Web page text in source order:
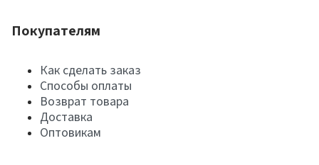
Покупателям
Как сделать заказ
Способы оплаты
Возврат товара
Доставка
Оптовикам